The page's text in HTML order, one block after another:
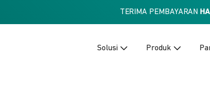
TERIMA PEMBAYARAN
Solusi Produk